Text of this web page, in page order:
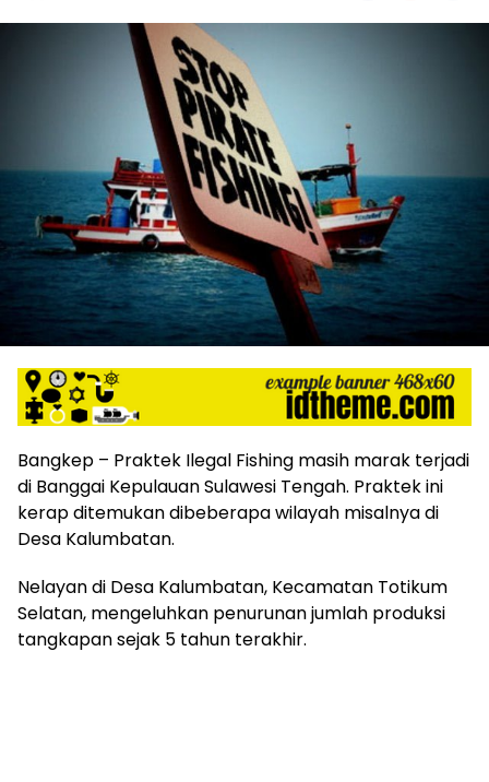
Bangkep – Praktek Ilegal Fishing masih marak terjadi
di Banggai Kepulauan Sulawesi Tengah. Praktek ini
kerap ditemukan dibeberapa wilayah misalnya di
Desa Kalumbatan.
Nelayan di Desa Kalumbatan, Kecamatan Totikum
Selatan, mengeluhkan penurunan jumlah produksi
tangkapan sejak 5 tahun terakhir.